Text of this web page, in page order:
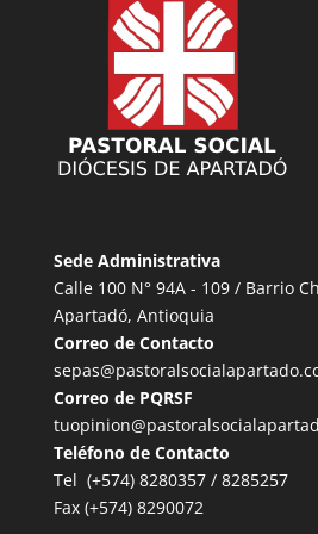
Sede Administrativa
Calle 100 N° 94A - 109 / Barrio
Apartadó, Antioquia
Correo de Contacto
Correo de PQRSF
Teléfono de Contacto
Tel (+574) 8280357 / 8285257
Fax (+574) 8290072